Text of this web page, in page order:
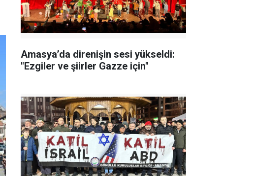
Amasya’da direnişin sesi yükseldi:
"Ezgiler ve şiirler Gazze için"